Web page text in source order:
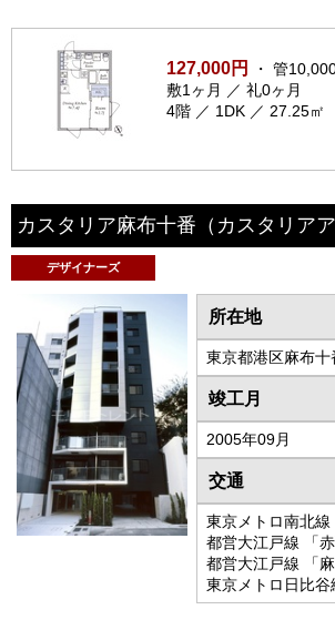
127,000円
・ 管
敷1ヶ月 ／ 礼0ヶ月
4階 ／ 1DK ／ 27.25㎡
カスタリア麻布十番 （カスタリア
デザイナーズ
所在地
東京都港区麻布十
竣工月
2005年09月
交通
東京メトロ南北
都営大江戸線 「
都営大江戸線 「
東京メトロ日比